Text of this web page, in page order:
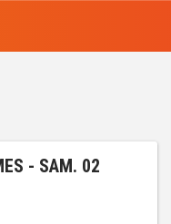
- SAM. 02